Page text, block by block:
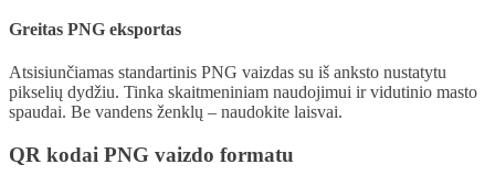
Greitas PNG eksportas
Atsisiunčiamas standartinis PNG vaizdas su iš anksto nustatytu
pikselių dydžiu. Tinka skaitmeniniam naudojimui ir vidutinio masto
spaudai. Be vandens ženklų – naudokite laisvai.
QR kodai PNG vaizdo formatu